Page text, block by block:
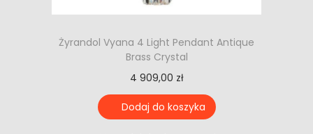
Żyrandol Vyana 4 Light Pendant Antique
Brass Crystal
4 909,00 zł
Dodaj do koszyka